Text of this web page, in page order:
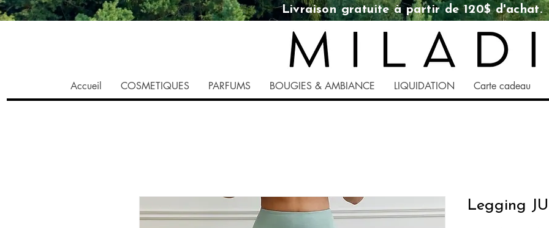
Livraison gratuite à partir de 120$ d'achat.
Accueil COSMETIQUES PARFUMS BOUGIES & AMBIANCE LIQUIDATION Carte cadeau
Legging